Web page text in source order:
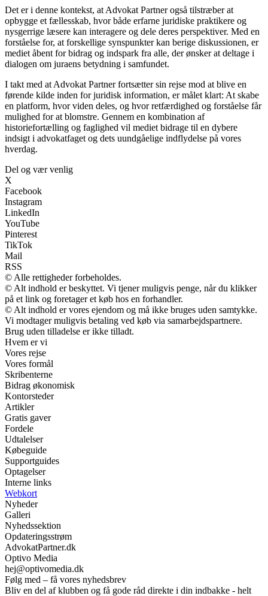
Det er i denne kontekst, at Advokat Partner også tilstræber at
opbygge et fællesskab, hvor både erfarne juridiske praktikere og
nysgerrige læsere kan interagere og dele deres perspektiver. Med en
forståelse for, at forskellige synspunkter kan berige diskussionen, er
mediet åbent for bidrag og indspark fra alle, der ønsker at deltage i
dialogen om juraens betydning i samfundet.
I takt med at Advokat Partner fortsætter sin rejse mod at blive en
førende kilde inden for juridisk information, er målet klart: At skabe
en platform, hvor viden deles, og hvor retfærdighed og forståelse får
mulighed for at blomstre. Gennem en kombination af
historiefortælling og faglighed vil mediet bidrage til en dybere
indsigt i advokatfaget og dets uundgåelige indflydelse på vores
hverdag.
Del og vær venlig
X
Facebook
Instagram
LinkedIn
YouTube
Pinterest
TikTok
Mail
RSS
© Alle rettigheder forbeholdes.
© Alt indhold er beskyttet. Vi tjener muligvis penge, når du klikker
på et link og foretager et køb hos en forhandler.
© Alt indhold er vores ejendom og må ikke bruges uden samtykke.
Vi modtager muligvis betaling ved køb via samarbejdspartnere.
Brug uden tilladelse er ikke tilladt.
Hvem er vi
Vores rejse
Vores formål
Skribenterne
Bidrag økonomisk
Kontorsteder
Artikler
Gratis gaver
Fordele
Udtalelser
Købeguide
Supportguides
Optagelser
Interne links
Webkort
Nyheder
Galleri
Nyhedssektion
Opdateringsstrøm
AdvokatPartner.dk
Optivo Media
hej@optivomedia.dk
Følg med – få vores nyhedsbrev
Bliv en del af klubben og få gode råd direkte i din indbakke - helt